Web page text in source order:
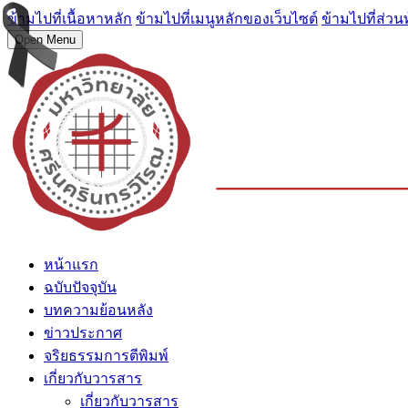
ข้ามไปที่เนื้อหาหลัก ข้ามไปที่เมนูหลักของเว็บไซต์ ข้ามไปที่ส่วน
Open Menu
หน้าแรก
ฉบับปัจจุบัน
บทความย้อนหลัง
ข่าวประกาศ
จริยธรรมการตีพิมพ์
เกี่ยวกับวารสาร
เกี่ยวกับวารสาร